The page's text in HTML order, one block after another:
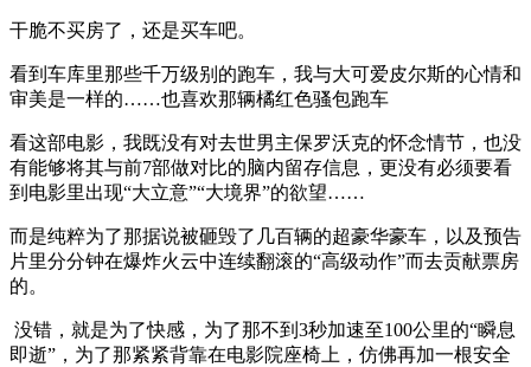
干脆不买房了，还是买车吧。
看到车库里那些千万级别的跑车，我与大可爱皮尔斯的心情和
审美是一样的……也喜欢那辆橘红色骚包跑车
看这部电影，我既没有对去世男主保罗沃克的怀念情节，也没
有能够将其与前7部做对比的脑内留存信息，更没有必须要看
到电影里出现“大立意”“大境界”的欲望……
而是纯粹为了那据说被砸毁了几百辆的超豪华豪车，以及预告
片里分分钟在爆炸火云中连续翻滚的“高级动作”而去贡献票房
的。
没错，就是为了快感，为了那不到3秒加速至100公里的“瞬息
即逝”，为了那紧紧背靠在电影院座椅上，仿佛再加一根安全